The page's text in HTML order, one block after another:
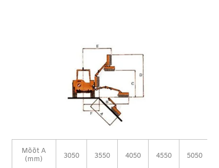
Mõõt A
(mm)
3050 3550 4050 4550 5050